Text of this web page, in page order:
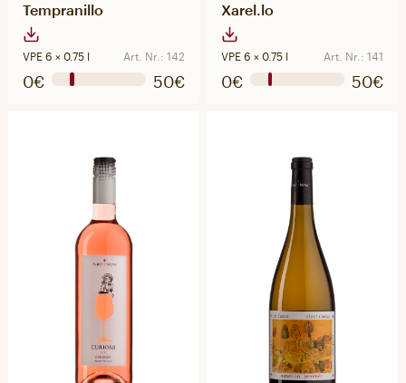
Tempranillo
VPE 6 × 0.75 l Art. Nr.: 142
0€ 50€
Xarel.lo
VPE 6 × 0.75 l Art. Nr.: 141
0€ 50€